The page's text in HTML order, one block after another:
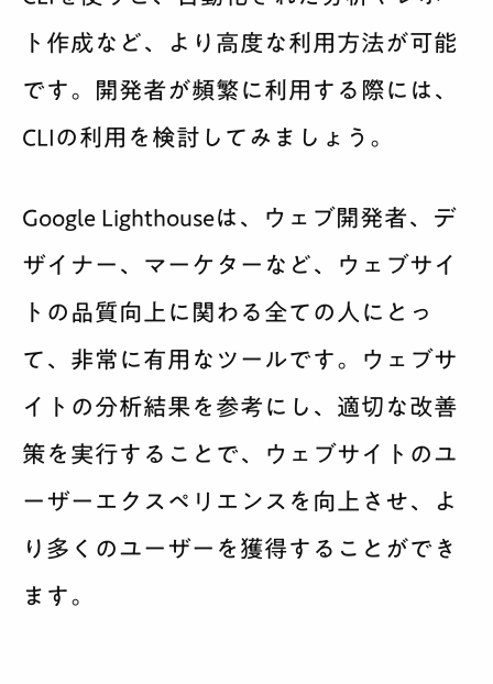
ト作成など、より高度な利用方法が可能
です。開発者が頻繁に利用する際には、
CLIの利用を検討してみましょう。
Google Lighthouseは、ウェブ開発者、デ
ザイナー、マーケターなど、ウェブサイ
トの品質向上に関わる全ての人にとっ
て、非常に有用なツールです。ウェブサ
イトの分析結果を参考にし、適切な改善
策を実行することで、ウェブサイトのユ
ーザーエクスペリエンスを向上させ、よ
り多くのユーザーを獲得することができ
ます。